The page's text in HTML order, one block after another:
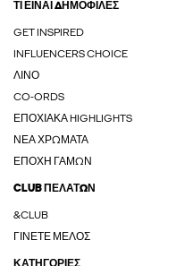
ΤΙ ΕΙΝΑΙ ΔΗΜΟΦΙΛΕΣ
GET INSPIRED
INFLUENCERS CHOICE
ΛΙΝΟ
CO-ORDS
ΕΠΟΧΙΑΚΆ HIGHLIGHTS
ΝΈΑ ΧΡΏΜΑΤΑ
ΕΠΟΧΉ ΓΆΜΩΝ
CLUB ΠΕΛΑΤΏΝ
&CLUB
ΓΊΝΕΤΕ ΜΈΛΟΣ